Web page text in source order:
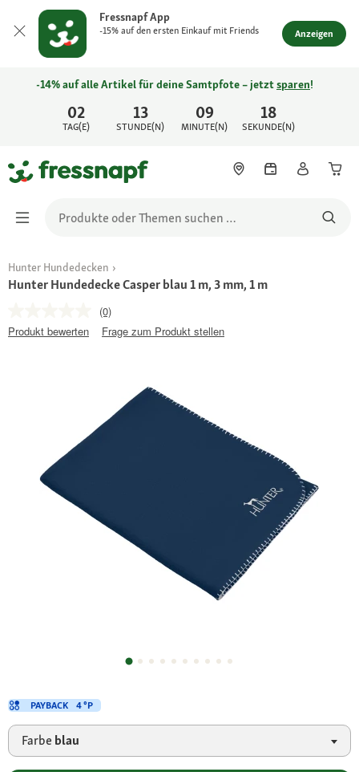
Fressnapf App
-15% auf den ersten Einkauf mit Friends Anzeigen
02
TAG(E)
13
STUNDE(N)
09
MINUTE(N)
18
SEKUNDE(N)
-14% auf alle Artikel für deine Samtpfote – jetztsparen!
Hunter Hundedecken
Hunter Hundedecke Casper blau 1 m, 3 mm, 1 m
(0)
Produkt bewerten
Frage zum Produkt stellen
Farbe blau
PAYBACK 4 °P